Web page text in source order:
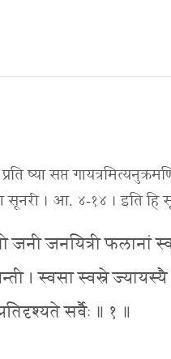
ष्या सप्त
सूनरी । आ. ४-१४ । इति हि
जनी जनयित्री फलानां
। स्वसा स्वस्रे
सर्वैः ॥ १ ॥